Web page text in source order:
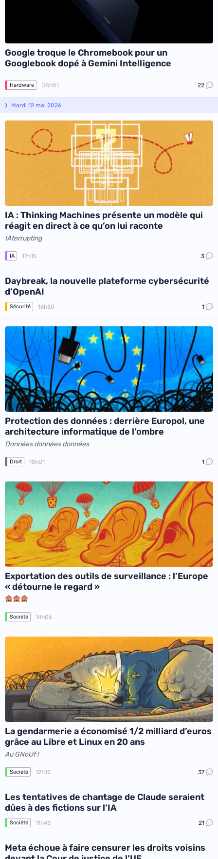
Google troque le Chromebook pour un
Googlebook dopé à Gemini Intelligence
Hardware 08h01 22
Mardi 12 mai 2026
IA : Thinking Machines présente un modèle qui
réagit en direct à ce qu’on lui raconte
IAterrupting
IA 17h15 3
Daybreak, la nouvelle plateforme cybersécurité
d’OpenAI
Sécurité 16h30 1
Protection des données : derrière Europol, une
architecture informatique de l’ombre
Données données données
Droit 15h01 1
Exportation des outils de surveillance : l’Europe
« détourne le regard »
Société 14h06
La gendarmerie a économisé 1/2 milliard d’euros
grâce au Libre et Linux en 20 ans
Au GNoUf !
Société 12h12 37
Les tentatives de chantage de Claude seraient
dûes à des fictions sur l’IA
Société 11h43 21
Meta échoue à faire censurer les droits voisins